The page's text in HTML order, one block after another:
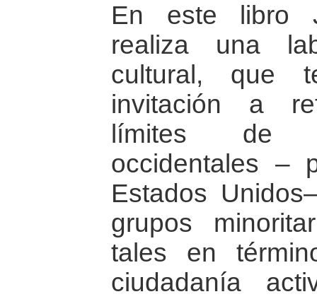
En este libro
realiza una
cultural, que
invitación a
límites de
occidentales –
Estados
grupos
tales en
ciudadanía